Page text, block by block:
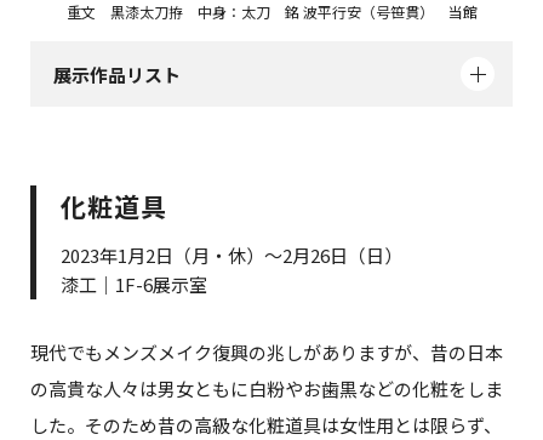
重文 黒漆太刀拵 中身：太刀 銘 波平行安（号笹貫） 当館
展示作品リスト
化粧道具
2023年1月2日（月・休）～2月26日（日）
漆工｜1F-6展示室
現代でもメンズメイク復興の兆しがありますが、昔の日本
の高貴な人々は男女ともに白粉やお歯黒などの化粧をしま
した。そのため昔の高級な化粧道具は女性用とは限らず、